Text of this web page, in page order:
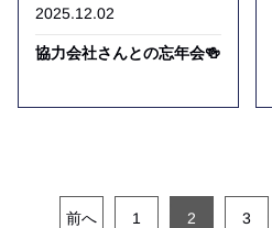
2025.12.02
協力会社さんとの忘年会🍻
前へ 1 2 3